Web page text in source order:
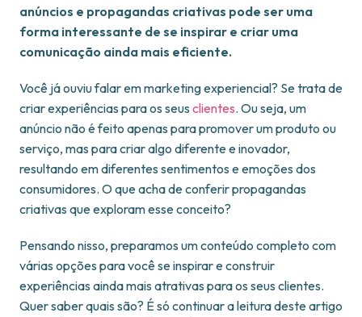
anúncios e propagandas criativas pode ser uma
forma interessante de se inspirar e criar uma
comunicação ainda mais eficiente.
Você já ouviu falar em marketing experiencial? Se trata de
criar experiências para os seus clientes. Ou seja, um
anúncio não é feito apenas para promover um produto ou
serviço, mas para criar algo diferente e inovador,
resultando em diferentes sentimentos e emoções dos
consumidores. O que acha de conferir propagandas
criativas que exploram esse conceito?
Pensando nisso, preparamos um conteúdo completo com
várias opções para você se inspirar e construir
experiências ainda mais atrativas para os seus clientes.
Quer saber quais são? É só continuar a leitura deste artigo